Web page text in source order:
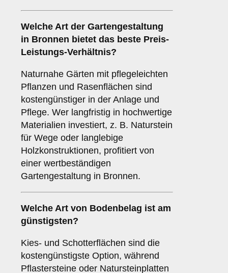
Welche Art der Gartengestaltung
in Bronnen bietet das beste Preis-
Leistungs-Verhältnis?
Naturnahe Gärten mit pflegeleichten
Pflanzen und Rasenflächen sind
kostengünstiger in der Anlage und
Pflege. Wer langfristig in hochwertige
Materialien investiert, z. B. Naturstein
für Wege oder langlebige
Holzkonstruktionen, profitiert von
einer wertbeständigen
Gartengestaltung in Bronnen.
Welche Art von Bodenbelag ist am
günstigsten?
Kies- und Schotterflächen sind die
kostengünstigste Option, während
Pflastersteine oder Natursteinplatten